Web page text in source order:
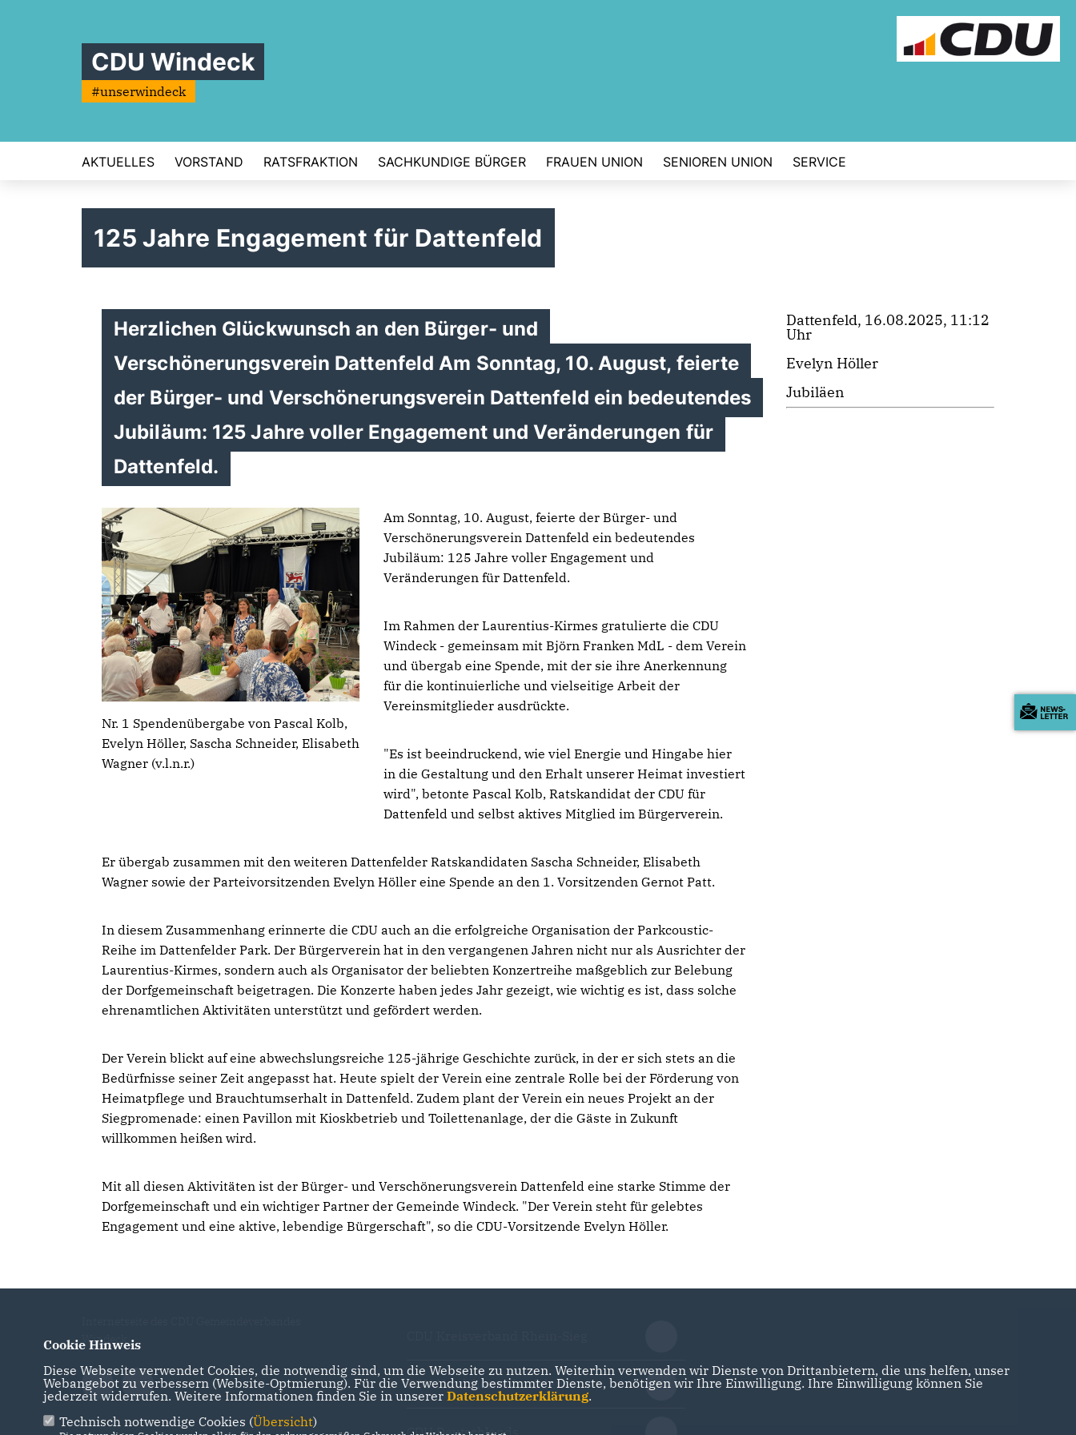
CDU Windeck
#unserwindeck
AKTUELLES VORSTAND RATSFRAKTION SACHKUNDIGE BÜRGER FRAUEN UNION SENIOREN UNION SERVICE
125 Jahre Engagement für Dattenfeld
Herzlichen Glückwunsch an den Bürger- und
Verschönerungsverein Dattenfeld Am Sonntag, 10. August, feierte
der Bürger- und Verschönerungsverein Dattenfeld ein bedeutendes
Jubiläum: 125 Jahre voller Engagement und Veränderungen für
Dattenfeld.
Nr. 1 Spendenübergabe von Pascal Kolb,
Evelyn Höller, Sascha Schneider, Elisabeth
Wagner (v.l.n.r.)
Am Sonntag, 10. August, feierte der Bürger- und
Verschönerungsverein Dattenfeld ein bedeutendes
Jubiläum: 125 Jahre voller Engagement und
Veränderungen für Dattenfeld.
Im Rahmen der Laurentius-Kirmes gratulierte die CDU
Windeck - gemeinsam mit Björn Franken MdL - dem Verein
und übergab eine Spende, mit der sie ihre Anerkennung
für die kontinuierliche und vielseitige Arbeit der
Vereinsmitglieder ausdrückte.
"Es ist beeindruckend, wie viel Energie und Hingabe hier
in die Gestaltung und den Erhalt unserer Heimat investiert
wird", betonte Pascal Kolb, Ratskandidat der CDU für
Dattenfeld und selbst aktives Mitglied im Bürgerverein.
Er übergab zusammen mit den weiteren Dattenfelder Ratskandidaten Sascha Schneider, Elisabeth
Wagner sowie der Parteivorsitzenden Evelyn Höller eine Spende an den 1. Vorsitzenden Gernot Patt.
In diesem Zusammenhang erinnerte die CDU auch an die erfolgreiche Organisation der Parkcoustic-
Reihe im Dattenfelder Park. Der Bürgerverein hat in den vergangenen Jahren nicht nur als Ausrichter der
Laurentius-Kirmes, sondern auch als Organisator der beliebten Konzertreihe maßgeblich zur Belebung
der Dorfgemeinschaft beigetragen. Die Konzerte haben jedes Jahr gezeigt, wie wichtig es ist, dass solche
ehrenamtlichen Aktivitäten unterstützt und gefördert werden.
Der Verein blickt auf eine abwechslungsreiche 125-jährige Geschichte zurück, in der er sich stets an die
Bedürfnisse seiner Zeit angepasst hat. Heute spielt der Verein eine zentrale Rolle bei der Förderung von
Heimatpflege und Brauchtumserhalt in Dattenfeld. Zudem plant der Verein ein neues Projekt an der
Siegpromenade: einen Pavillon mit Kioskbetrieb und Toilettenanlage, der die Gäste in Zukunft
willkommen heißen wird.
Mit all diesen Aktivitäten ist der Bürger- und Verschönerungsverein Dattenfeld eine starke Stimme der
Dorfgemeinschaft und ein wichtiger Partner der Gemeinde Windeck. "Der Verein steht für gelebtes
Engagement und eine aktive, lebendige Bürgerschaft", so die CDU-Vorsitzende Evelyn Höller.
Dattenfeld, 16.08.2025, 11:12
Uhr
Evelyn Höller
Jubiläen
Windeck
CDU Nordrhein-Westfalen
CDU Deutschlands
Cookie Hinweis
Diese Webseite verwendet Cookies, die notwendig sind, um die Webseite zu nutzen. Weiterhin verwenden wir Dienste von Drittanbietern, die uns helfen, unser
Webangebot zu verbessern (Website-Optmierung). Für die Verwendung bestimmter Dienste, benötigen wir Ihre Einwilligung. Ihre Einwilligung können Sie
jederzeit widerrufen. Weitere Informationen finden Sie in unserer Datenschutzerklärung.
Technisch notwendige Cookies (Übersicht)